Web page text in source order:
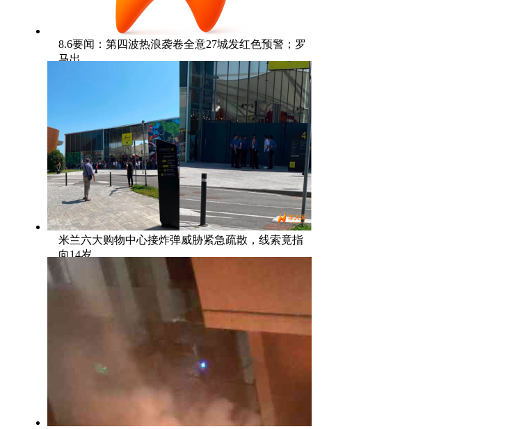
8.6要闻：第四波热浪袭卷全意27城发红色预警；罗
马出
米兰六大购物中心接炸弹威胁紧急疏散，线索竟指
向14岁